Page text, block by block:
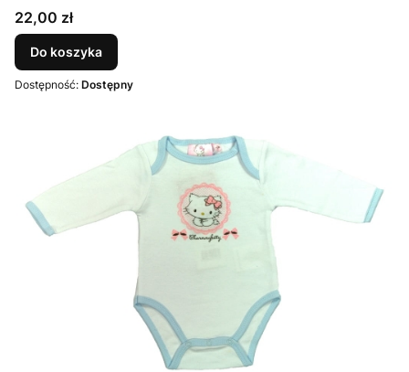
Cena
22,00 zł
Do koszyka
Dostępność: Dostępny